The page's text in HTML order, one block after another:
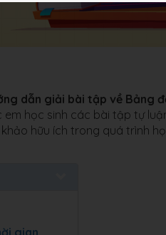
dẫn giải bài tập về Bảng
học sinh các bài tập tự
hữu ích trong quá trình
gian